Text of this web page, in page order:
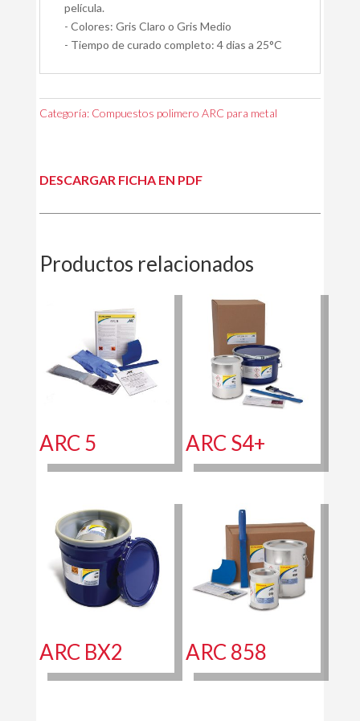
película.
- Colores: Gris Claro o Gris Medio
- Tiempo de curado completo: 4 dias a 25°C
Categoría: Compuestos polimero ARC para metal
DESCARGAR FICHA EN PDF
Productos relacionados
ARC 5 ARC S4+
ARC BX2 ARC 858